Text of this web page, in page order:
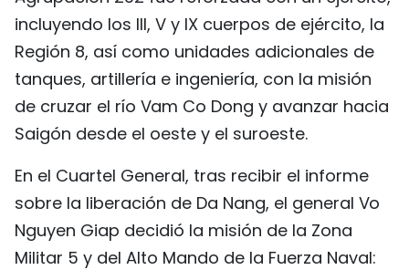
incluyendo los III, V y IX cuerpos de ejército, la
Región 8, así como unidades adicionales de
tanques, artillería e ingeniería, con la misión
de cruzar el río Vam Co Dong y avanzar hacia
Saigón desde el oeste y el suroeste.
En el Cuartel General, tras recibir el informe
sobre la liberación de Da Nang, el general Vo
Nguyen Giap decidió la misión de la Zona
Militar 5 y del Alto Mando de la Fuerza Naval: